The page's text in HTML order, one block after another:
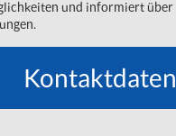
und informiert über
Kontaktdaten